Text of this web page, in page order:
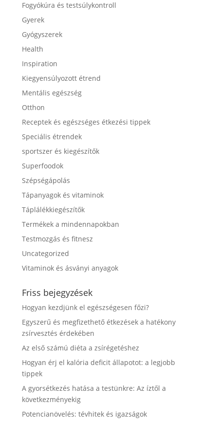
Fogyókúra és testsúlykontroll
Gyerek
Gyógyszerek
Health
Inspiration
Kiegyensúlyozott étrend
Mentális egészség
Otthon
Receptek és egészséges étkezési tippek
Speciális étrendek
sportszer és kiegészítők
Superfoodok
Szépségápolás
Tápanyagok és vitaminok
Táplálékkiegészítők
Termékek a mindennapokban
Testmozgás és fitnesz
Uncategorized
Vitaminok és ásványi anyagok
Friss bejegyzések
Hogyan kezdjünk el egészségesen főzi?
Egyszerű és megfizethető étkezések a hatékony
zsírvesztés érdekében
Az első számú diéta a zsírégetéshez
Hogyan érj el kalória deficit állapotot: a legjobb
tippek
A gyorsétkezés hatása a testünkre: Az íztől a
következményekig
Potencianövelés: tévhitek és igazságok